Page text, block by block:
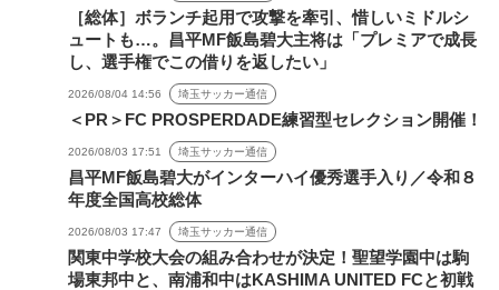
［総体］ボランチ起用で攻撃を牽引、惜しいミドルシ
ュートも…。昌平MF飯島碧大主将は「プレミアで成長
し、選手権でこの借りを返したい」
2026/08/04 14:56 埼玉サッカー通信
＜PR＞FC PROSPERDADE練習型セレクション開催！
2026/08/03 17:51 埼玉サッカー通信
昌平MF飯島碧大がインターハイ優秀選手入り／令和８
年度全国高校総体
2026/08/03 17:47 埼玉サッカー通信
関東中学校大会の組み合わせが決定！聖望学園中は駒
場東邦中と、南浦和中はKASHIMA UNITED FCと初戦